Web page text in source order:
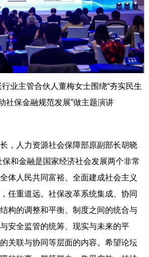
业主管合伙人董梅女士围绕“夯实民生
社保金融规范发展”做主题演讲
，人力资源社会保障部原副部长胡晓
保和金融是国家经济社会发展两个非常
体人民共同富裕、全面建成社会主义
任重道远。社保改革系统集成、协同
构的调整和平衡、制度之间的统合与
安全监管的统筹、现实与未来的平
关联与协同等层面的内容。希望论坛